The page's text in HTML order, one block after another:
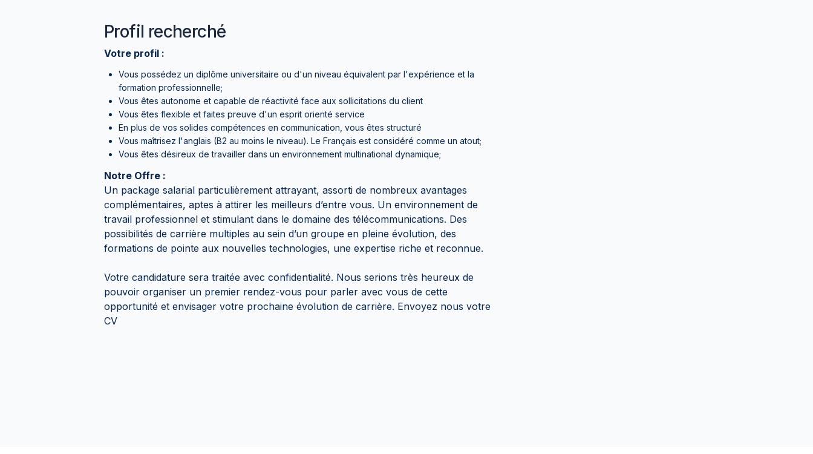
Profil recherché
Votre profil :
Vous possédez un diplôme universitaire ou d'un niveau équivalent par l'expérience et la
formation professionnelle;
Vous êtes autonome et capable de réactivité face aux sollicitations du client
Vous êtes flexible et faites preuve d'un esprit orienté service
En plus de vos solides compétences en communication, vous êtes structuré
Vous maîtrisez l'anglais (B2 au moins le niveau). Le Français est considéré comme un atout;
Vous êtes désireux de travailler dans un environnement multinational dynamique;
Notre Offre :
Un package salarial particulièrement attrayant, assorti de nombreux avantages
complémentaires, aptes à attirer les meilleurs d’entre vous. Un environnement de
travail professionnel et stimulant dans le domaine des télécommunications. Des
possibilités de carrière multiples au sein d’un groupe en pleine évolution, des
formations de pointe aux nouvelles technologies, une expertise riche et reconnue.
Votre candidature sera traitée avec confidentialité. Nous serions très heureux de
pouvoir organiser un premier rendez-vous pour parler avec vous de cette
opportunité et envisager votre prochaine évolution de carrière. Envoyez nous votre
CV